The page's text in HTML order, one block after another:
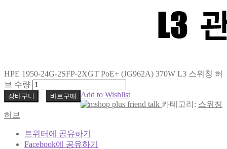
HPE 1950-24G-2SFP-2XGT PoE+ (JG962A) 370W L3 스위칭 허
브 수량
장바구니 바로구매
Add to Wishlist
카테고리: 스위칭
허브
트위터에 공유하기
Facebook에 공유하기